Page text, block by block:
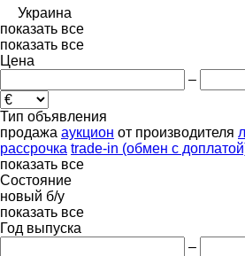
Украина
показать все
показать все
Цена
–
Тип объявления
продажа аукцион от производителя
рассрочка trade-in (обмен с
показать все
Состояние
новый б/у
показать все
Год выпуска
–